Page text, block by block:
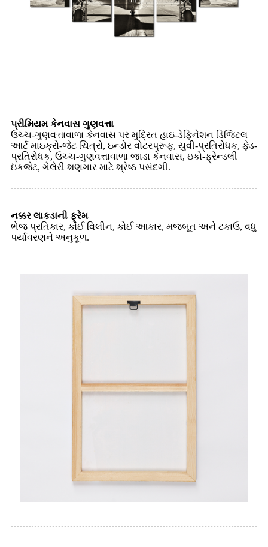
પ્રીમિયમ કેનવાસ ગુણવત્તા
ઉચ્ચ-ગુણવત્તાવાળા કેનવાસ પર મુદ્રિત હાઇ-ડેફિનેશન ડિજિટલ
આર્ટ માઇક્રો-જેટ ચિત્રો, ઇન્ડોર વોટરપ્રૂફ, યુવી-પ્રતિરોધક, ફેડ-
પ્રતિરોધક, ઉચ્ચ-ગુણવત્તાવાળા જાડા કેનવાસ, ઇકો-ફ્રેન્ડલી
ઇંકજેટ, ગેલેરી શણગાર માટે શ્રેષ્ઠ પસંદગી.
નક્કર લાકડાની ફ્રેમ
ભેજ પ્રતિકાર, કોઈ વિલીન, કોઈ આકાર, મજબૂત અને ટકાઉ, વધુ
પર્યાવરણને અનુકૂળ.